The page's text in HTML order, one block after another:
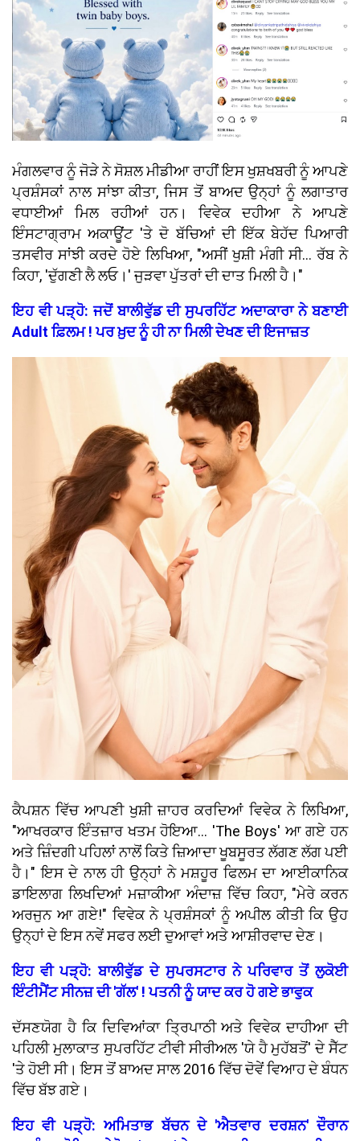
ਮੰਗਲਵਾਰ ਨੂੰ ਜੋੜੇ ਨੇ ਸੋਸ਼ਲ ਮੀਡੀਆ ਰਾਹੀਂ ਇਸ ਖੁਸ਼ਖਬਰੀ ਨੂੰ ਆਪਣੇ
ਪ੍ਰਸ਼ੰਸਕਾਂ ਨਾਲ ਸਾਂਝਾ ਕੀਤਾ, ਜਿਸ ਤੋਂ ਬਾਅਦ ਉਨ੍ਹਾਂ ਨੂੰ ਲਗਾਤਾਰ
ਵਧਾਈਆਂ ਮਿਲ ਰਹੀਆਂ ਹਨ। ਵਿਵੇਕ ਦਹੀਆ ਨੇ ਆਪਣੇ
ਇੰਸਟਾਗ੍ਰਾਮ ਅਕਾਊਂਟ 'ਤੇ ਦੋ ਬੱਚਿਆਂ ਦੀ ਇੱਕ ਬੇਹੱਦ ਪਿਆਰੀ
ਤਸਵੀਰ ਸਾਂਝੀ ਕਰਦੇ ਹੋਏ ਲਿਖਿਆ, "ਅਸੀਂ ਖੁਸ਼ੀ ਮੰਗੀ ਸੀ... ਰੱਬ ਨੇ
ਕਿਹਾ, 'ਦੁੱਗਣੀ ਲੈ ਲਓ।' ਜੁੜਵਾ ਪੁੱਤਰਾਂ ਦੀ ਦਾਤ ਮਿਲੀ ਹੈ।"
ਇਹ ਵੀ ਪੜ੍ਹੋ: ਜਦੋਂ ਬਾਲੀਵੁੱਡ ਦੀ ਸੁਪਰਹਿੱਟ ਅਦਾਕਾਰਾ ਨੇ ਬਣਾਈ
Adult ਫ਼ਿਲਮ ! ਪਰ ਖ਼ੁਦ ਨੂੰ ਹੀ ਨਾ ਮਿਲੀ ਦੇਖਣ ਦੀ ਇਜਾਜ਼ਤ
ਕੈਪਸ਼ਨ ਵਿੱਚ ਆਪਣੀ ਖੁਸ਼ੀ ਜ਼ਾਹਰ ਕਰਦਿਆਂ ਵਿਵੇਕ ਨੇ ਲਿਖਿਆ,
"ਆਖਰਕਾਰ ਇੰਤਜ਼ਾਰ ਖਤਮ ਹੋਇਆ... 'The Boys' ਆ ਗਏ ਹਨ
ਅਤੇ ਜ਼ਿੰਦਗੀ ਪਹਿਲਾਂ ਨਾਲੋਂ ਕਿਤੇ ਜ਼ਿਆਦਾ ਖੂਬਸੂਰਤ ਲੱਗਣ ਲੱਗ ਪਈ
ਹੈ।" ਇਸ ਦੇ ਨਾਲ ਹੀ ਉਨ੍ਹਾਂ ਨੇ ਮਸ਼ਹੂਰ ਫਿਲਮ ਦਾ ਆਈਕਾਨਿਕ
ਡਾਇਲਾਗ ਲਿਖਦਿਆਂ ਮਜ਼ਾਕੀਆ ਅੰਦਾਜ਼ ਵਿੱਚ ਕਿਹਾ, "ਮੇਰੇ ਕਰਨ
ਅਰਜੁਨ ਆ ਗਏ!" ਵਿਵੇਕ ਨੇ ਪ੍ਰਸ਼ੰਸਕਾਂ ਨੂੰ ਅਪੀਲ ਕੀਤੀ ਕਿ ਉਹ
ਉਨ੍ਹਾਂ ਦੇ ਇਸ ਨਵੇਂ ਸਫਰ ਲਈ ਦੁਆਵਾਂ ਅਤੇ ਆਸ਼ੀਰਵਾਦ ਦੇਣ।
ਇਹ ਵੀ ਪੜ੍ਹੋ: ਬਾਲੀਵੁੱਡ ਦੇ ਸੁਪਰਸਟਾਰ ਨੇ ਪਰਿਵਾਰ ਤੋਂ ਲੁਕੋਈ
ਇੰਟੀਮੈਂਟ ਸੀਨਜ਼ ਦੀ 'ਗੱਲ' ! ਪਤਨੀ ਨੂੰ ਯਾਦ ਕਰ ਹੋ ਗਏ ਭਾਵੁਕ
ਦੱਸਣਯੋਗ ਹੈ ਕਿ ਦਿਵਿਆਂਕਾ ਤ੍ਰਿਪਾਠੀ ਅਤੇ ਵਿਵੇਕ ਦਾਹੀਆ ਦੀ
ਪਹਿਲੀ ਮੁਲਾਕਾਤ ਸੁਪਰਹਿੱਟ ਟੀਵੀ ਸੀਰੀਅਲ 'ਯੇ ਹੈ ਮੁਹੱਬਤੋਂ' ਦੇ ਸੈੱਟ
'ਤੇ ਹੋਈ ਸੀ। ਇਸ ਤੋਂ ਬਾਅਦ ਸਾਲ 2016 ਵਿੱਚ ਦੋਵੇਂ ਵਿਆਹ ਦੇ ਬੰਧਨ
ਵਿੱਚ ਬੱਝ ਗਏ।
ਇਹ ਵੀ ਪੜ੍ਹੋ: ਅਮਿਤਾਭ ਬੱਚਨ ਦੇ 'ਐਤਵਾਰ ਦਰਸ਼ਨ' ਦੌਰਾਨ